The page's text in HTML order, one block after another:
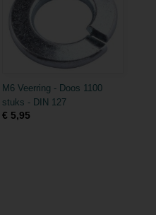
M6 Veerring - Doos 1100
stuks - DIN 127
€ 5,95